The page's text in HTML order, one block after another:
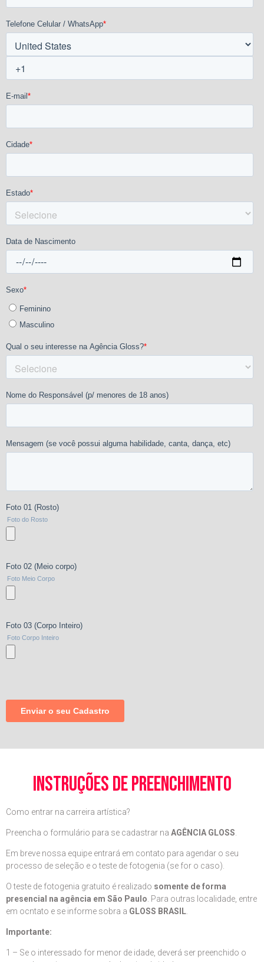
instruções de preenchimento
Como entrar na carreira artística?
Preencha o formulário para se cadastrar na AGÊNCIA GLOSS
Em breve nossa equipe entrará em contato para agendar o seu
processo de seleção e o teste de fotogenia (se for o caso).
O teste de fotogenia gratuito é realizado somente de forma
presencial na agência em São Paulo . Para outras localidade, entre
em ocntato e se informe sobra a GLOSS BRASIL
Importante:
1 – Se o interessado for menor de idade, deverá ser preenchido o